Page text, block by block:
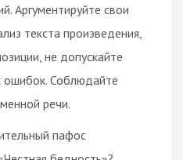
Аргументируйте свои
текста произведения,
не допускайте
ошибок. Соблюдайте
речи.
пафос